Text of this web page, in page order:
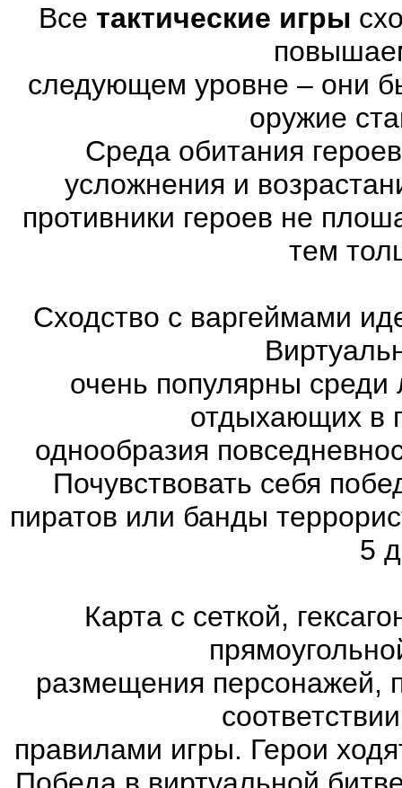
Все тактические игры
следующем уровне – они
оружие
Среда обитания
усложнения и
противники героев не
тем
Сходство с варгеймами
очень популярны
отдыхающих в
однообразия
Почувствовать себя
пиратов или банды
5
Карта с сеткой,
размещения персонажей,
правилами игры. Герои